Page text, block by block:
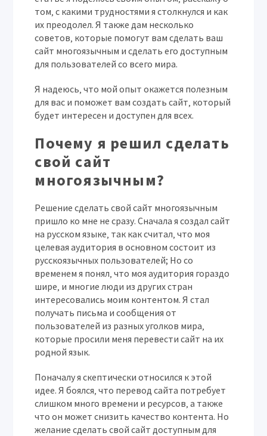
том‚ с какими трудностями я столкнулся и как
их преодолел. Я также дам несколько
советов‚ которые помогут вам сделать ваш
сайт многоязычным и сделать его доступным
для пользователей со всего мира.
Я надеюсь‚ что мой опыт окажется полезным
для вас и поможет вам создать сайт‚ который
будет интересен и доступен для всех.
Почему я решил сделать
свой сайт
многоязычным?
Решение сделать свой сайт многоязычным
пришло ко мне не сразу. Сначала я создал сайт
на русском языке‚ так как считал‚ что моя
целевая аудитория в основном состоит из
русскоязычных пользователей; Но со
временем я понял‚ что моя аудитория гораздо
шире‚ и многие люди из других стран
интересовались моим контентом. Я стал
получать письма и сообщения от
пользователей из разных уголков мира‚
которые просили меня перевести сайт на их
родной язык.
Поначалу я скептически относился к этой
идее. Я боялся‚ что перевод сайта потребует
слишком много времени и ресурсов‚ а также
что он может снизить качество контента. Но
желание сделать свой сайт доступным для